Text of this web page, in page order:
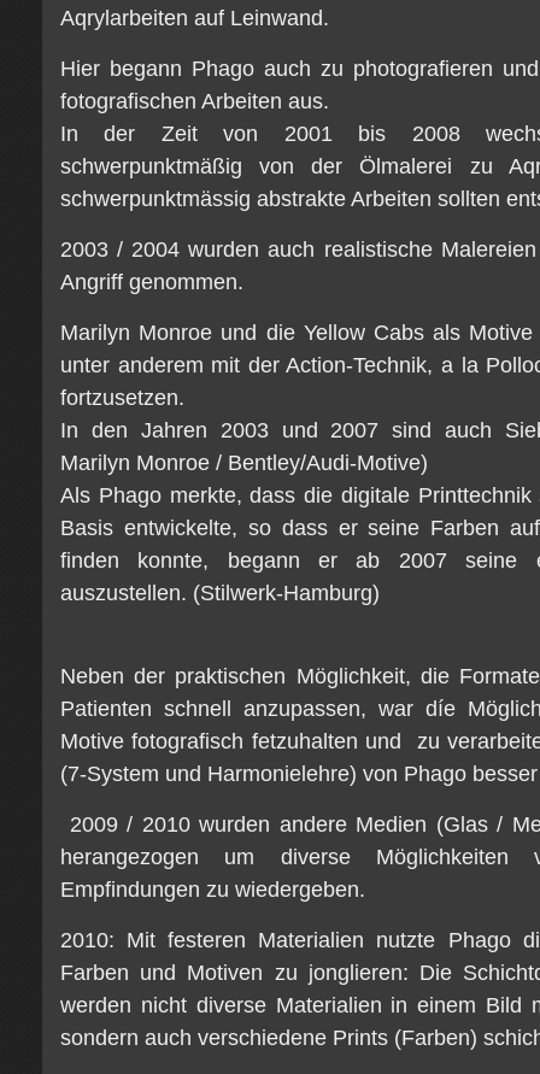
Aqrylarbeiten auf Leinwand.
Hier begann Phago auch zu photografieren
fotografischen Arbeiten aus.
In der Zeit von 2001 bis 2008
schwerpunktmäßig von der Ölmalerei zu
schwerpunktmässig abstrakte Arbeiten sollten
2003 / 2004 wurden auch realistische
Angriff genommen.
Marilyn Monroe und die Yellow Cabs als
unter anderem mit der Action-Technik, a la
fortzusetzen.
In den Jahren 2003 und 2007 sind auch
Marilyn Monroe / Bentley/Audi-Motive)
Als Phago merkte, dass die digitale
Basis entwickelte, so dass er seine Farben
finden konnte, begann er ab 2007 seine
auszustellen. (Stilwerk-Hamburg)
Neben der praktischen Möglichkeit, die
Patienten schnell anzupassen, war díe
Motive fotografisch fetzuhalten und zu
(7-System und Harmonielehre) von Phago
2009 / 2010 wurden andere Medien (Glas /
herangezogen um diverse Möglichkeiten
Empfindungen zu wiedergeben.
2010: Mit festeren Materialien nutzte Phago
Farben und Motiven zu jonglieren: Die
werden nicht diverse Materialien in einem Bild
sondern auch verschiedene Prints (Farben)